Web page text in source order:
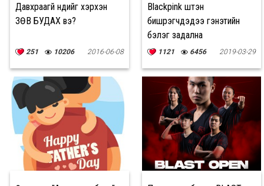
Давхраагүй нүдийг хэрхэн
ЗӨВ БУДАХ вэ?
251 10206 2016-06-08
Blackpink шүтэн
бишрэгчдэдээ гэнэтийн
бэлэг задална
1121 6456 2019-03-29